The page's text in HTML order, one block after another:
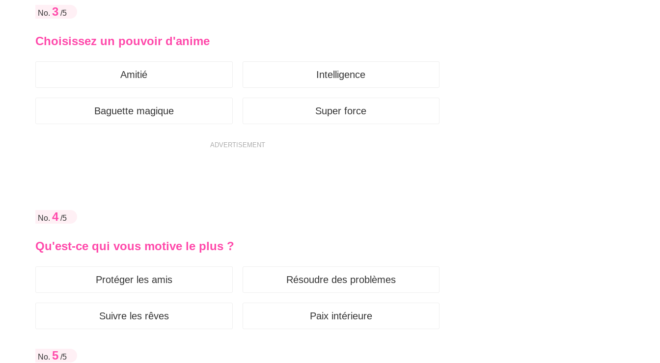
No. 3 /5
Choisissez un pouvoir d'anime
Amitié Intelligence
Baguette magique Super force
ADVERTISEMENT
No. 4 /5
Qu'est-ce qui vous motive le plus ?
Protéger les amis Résoudre des problèmes
Suivre les rêves Paix intérieure
No. 5 /5